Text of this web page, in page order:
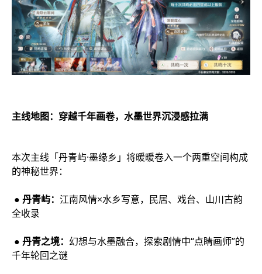
主线地图：穿越千年画卷，水墨世界沉浸感拉满
本次主线「丹青屿·墨缘乡」将暖暖卷入一个两重空间构成
的神秘世界：
● 丹青屿： 江南风情×水乡写意，民居、戏台、山川古韵
全收录
● 丹青之境： 幻想与水墨融合，探索剧情中“点睛画师”的
千年轮回之谜